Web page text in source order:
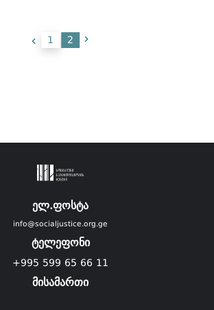
1 2
ელ.ფოსტა
info@socialjustice.org.ge
ტელეფონი
+995 599 65 66 11
მისამართი